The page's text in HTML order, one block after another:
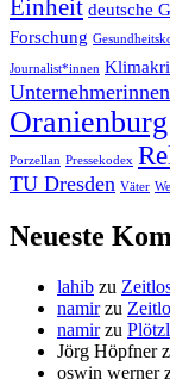
Einheit deutsche
Forschung
Journalist*innen
Oranienburg
Porzellan Pressekodex
TU Dresden Väter
Neueste
lahib zu
namirzu
namirzu
Jörg Höpfner
oswin werner